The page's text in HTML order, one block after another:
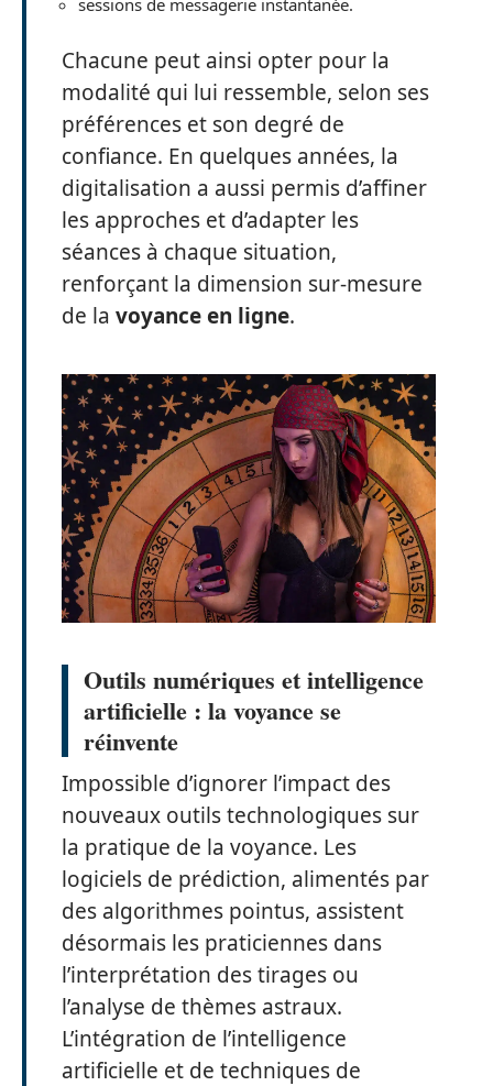
Chacune peut ainsi opter pour la
modalité qui lui ressemble, selon ses
préférences et son degré de
confiance. En quelques années, la
digitalisation a aussi permis d’affiner
les approches et d’adapter les
séances à chaque situation,
renforçant la dimension sur-mesure
de la voyance en ligne.
Outils numériques et intelligence
artificielle : la voyance se
réinvente
Impossible d’ignorer l’impact des
nouveaux outils technologiques sur
la pratique de la voyance. Les
logiciels de prédiction, alimentés par
des algorithmes pointus, assistent
désormais les praticiennes dans
l’interprétation des tirages ou
l’analyse de thèmes astraux.
L’intégration de l’intelligence
artificielle et de techniques de